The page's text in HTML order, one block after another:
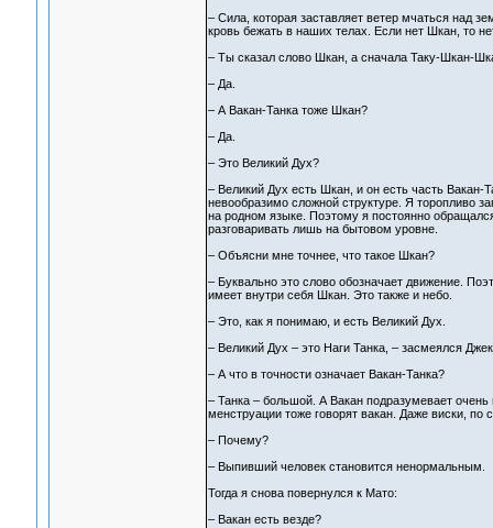
– Сила, которая заставляет ветер мчаться над
кровь бежать в наших телах. Если нет Шкан, то
– Ты сказал слово Шкан, а сначала Таку-Шкан-
– Да.
– А Вакан-Танка тоже Шкан?
– Да.
– Это Великий Дух?
– Великий Дух есть Шкан, и он есть часть
невообразимо сложной структуре. Я торопливо
на родном языке. Поэтому я постоянно
разговаривать лишь на бытовом уровне.
– Объясни мне точнее, что такое Шкан?
– Буквально это слово обозначает движение.
имеет внутри себя Шкан. Это также и небо.
– Это, как я понимаю, и есть Великий Дух.
– Великий Дух – это Наги Танка, – засмеялся
– А что в точности означает Вакан-Танка?
– Танка – большой. А Вакан подразумевает
менструации тоже говорят вакан. Даже виски, по
– Почему?
– Выпивший человек становится ненормальным.
Тогда я снова повернулся к Мато:
– Вакан есть везде?